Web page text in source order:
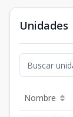
Unidades
Nombre